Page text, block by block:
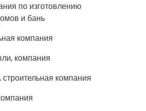
по изготовлению
и бань
компания
компания
компания